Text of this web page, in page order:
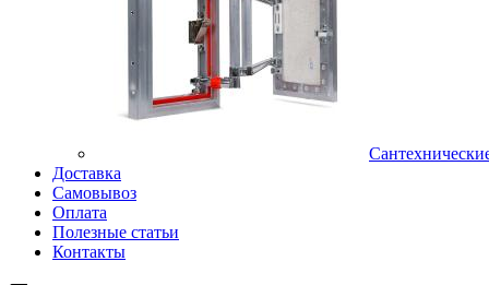
Доставка
Самовывоз
Оплата
Полезные статьи
Контакты